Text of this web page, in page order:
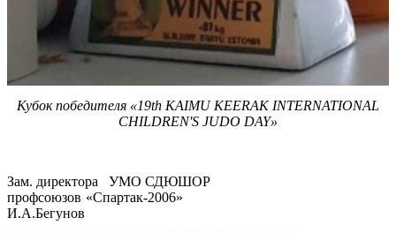
Кубокпобедителя «19th KAIMU KEERAK INTERNATIONAL
CHILDREN'S JUDO DAY»
Зам. директора УМО СДЮШОР
профсоюзов «Спартак-2006»
И.А.Бегунов